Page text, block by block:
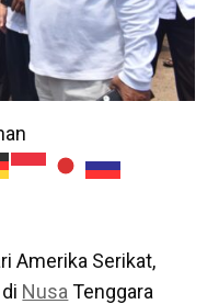
Amerika Serikat,
Nusa Tenggara